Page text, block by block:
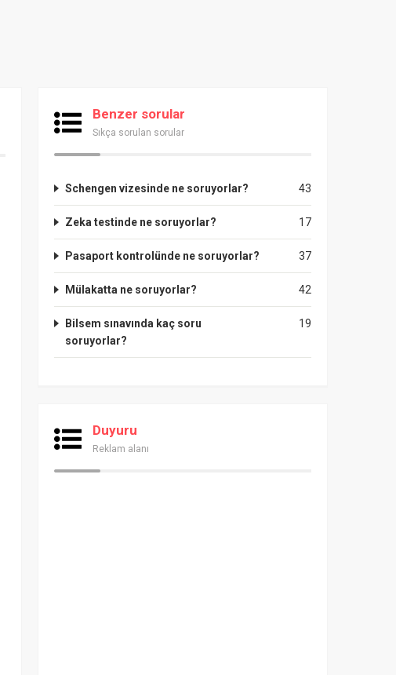
Benzer sorular
Sıkça sorulan sorular
43
Schengen vizesinde ne soruyorlar?
17
Zeka testinde ne soruyorlar?
37
Pasaport kontrolünde ne soruyorlar?
42
Mülakatta ne soruyorlar?
19
Bilsem sınavında kaç soru
soruyorlar?
Duyuru
Reklam alanı